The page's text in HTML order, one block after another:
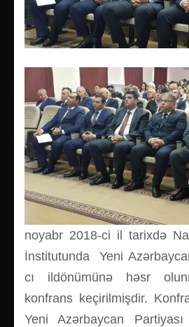
noyabr 2018-ci il tarixdə
İnstitutunda Yeni
cı ildönümünə həsr
konfrans keçirilmişdir.
Yeni Azərbaycan